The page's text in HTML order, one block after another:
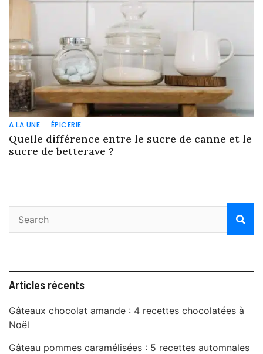
A LA UNE ÉPICERIE
Quelle différence entre le sucre de canne et le
sucre de betterave ?
Articles récents
Gâteaux chocolat amande : 4 recettes chocolatées à
Noël
Gâteau pommes caramélisées : 5 recettes automnales